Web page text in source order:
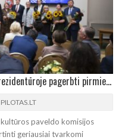
„PAVELDO DNR“ APDOVANOJIMAI: Prezidentūroje pagerbti pirmieji laureatai
PILOTAS.LT
paveldo komisijos
geriausiai tvarkomi